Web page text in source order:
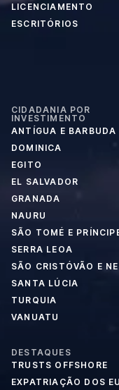
LICENCIAMENTO
ESCRITÓRIOS
CIDADANIA POR
INVESTIMENTO
ANTÍGUA E BARBUDA
DOMINICA
EGITO
EL SALVADOR
GRANADA
NAURU
SÃO TOMÉ E
SERRA LEOA
SÃO CRISTÓVÃO E
SANTA LÚCIA
TURQUIA
VANUATU
DESTAQUES
TRUSTS OFFSHORE
EXPATRIAÇÃO DOS